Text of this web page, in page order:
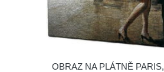
OBRAZ NA PLÁTNĚ